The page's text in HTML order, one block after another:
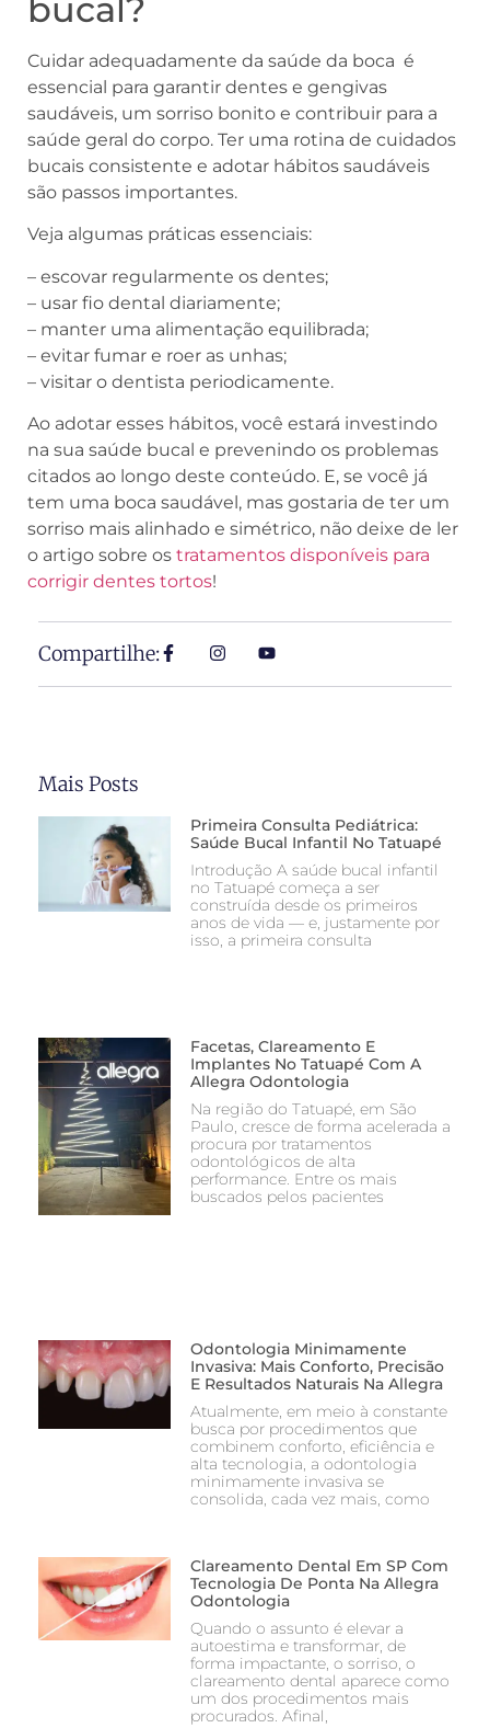
bucal?
Cuidar adequadamente da saúde da boca é
essencial para garantir dentes e gengivas
saudáveis, um sorriso bonito e contribuir para a
saúde geral do corpo. Ter uma rotina de cuidados
bucais consistente e adotar hábitos saudáveis
são passos importantes.
Veja algumas práticas essenciais:
– escovar regularmente os dentes;
– usar fio dental diariamente;
– manter uma alimentação equilibrada;
– evitar fumar e roer as unhas;
– visitar o dentista periodicamente.
Ao adotar esses hábitos, você estará investindo
na sua saúde bucal e prevenindo os problemas
citados ao longo deste conteúdo. E, se você já
tem uma boca saudável, mas gostaria de ter um
sorriso mais alinhado e simétrico, não deixe de ler
o artigo sobre os tratamentos disponíveis para
corrigir dentes tortos!
Compartilhe:
Mais Posts
Primeira Consulta Pediátrica:
Saúde Bucal Infantil No Tatuapé
Introdução A saúde bucal infantil
no Tatuapé começa a ser
construída desde os primeiros
anos de vida — e, justamente por
isso, a primeira consulta
Facetas, Clareamento E
Implantes No Tatuapé Com A
Allegra Odontologia
Na região do Tatuapé, em São
Paulo, cresce de forma acelerada a
procura por tratamentos
odontológicos de alta
performance. Entre os mais
buscados pelos pacientes
Odontologia Minimamente
Invasiva: Mais Conforto, Precisão
E Resultados Naturais Na Allegra
Atualmente, em meio à constante
busca por procedimentos que
combinem conforto, eficiência e
alta tecnologia, a odontologia
minimamente invasiva se
consolida, cada vez mais, como
Clareamento Dental Em SP Com
Tecnologia De Ponta Na Allegra
Odontologia
Quando o assunto é elevar a
autoestima e transformar, de
forma impactante, o sorriso, o
clareamento dental aparece como
um dos procedimentos mais
procurados. Afinal,